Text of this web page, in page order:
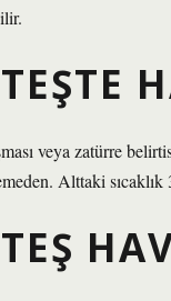
veya zatürre
Alttaki